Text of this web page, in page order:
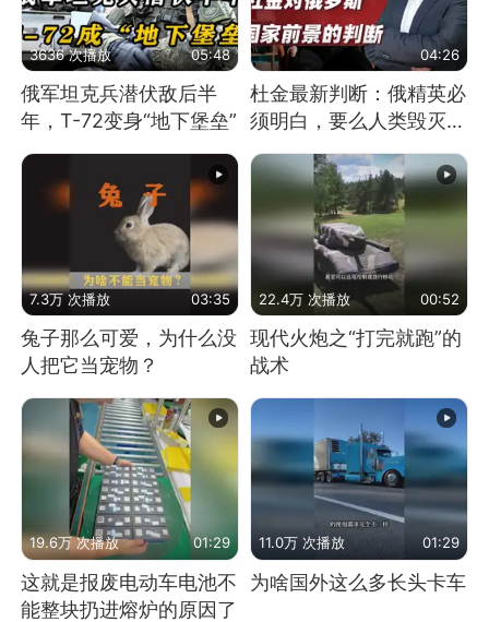
3636 次播放 05:48
俄军坦克兵潜伏敌后半
年，T-72变身“地下堡垒”
04:26
杜金最新判断：俄精英必
须明白，要么人类毁灭，
要么俄毁灭
7.3万 次播放 03:35
兔子那么可爱，为什么没
人把它当宠物？
22.4万 次播放 00:52
现代火炮之“打完就跑”的
战术
19.6万 次播放 01:29
这就是报废电动车电池不
能整块扔进熔炉的原因了
11.0万 次播放 01:29
为啥国外这么多长头卡车